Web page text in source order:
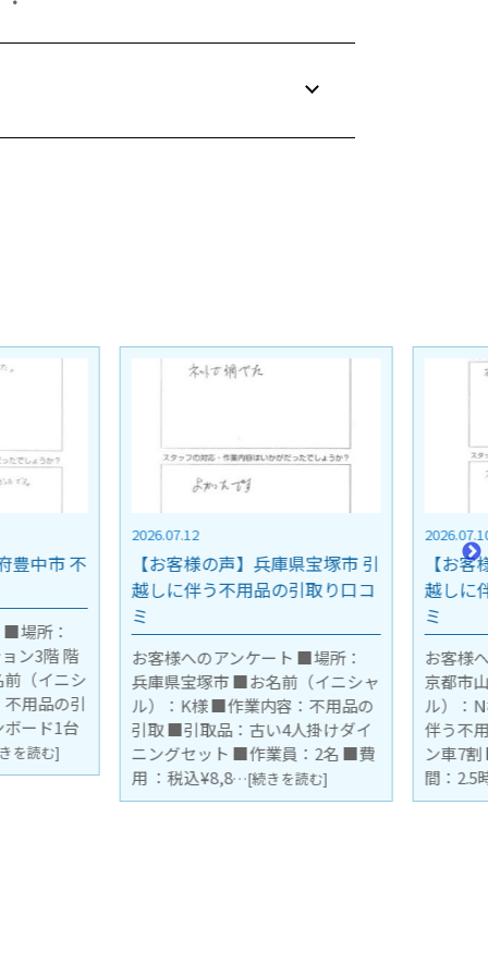
声】兵庫県宝塚市 引
不用品の引取り口コ
アンケート ■場所：
市 ■お名前（イニシャ
作業内容：不用品の
：古い4人掛けダイ
ト ■作業員：2名 ■費
…[続きを読む]
【お客様の声】京都市山科区 引
越しに伴う不用品の引取り口コ
お客様へのアンケート ■場所：
京都市山科区 ■お名前（イニシャ
ル）：N様 ■作業内容：引越しに
伴う不用品の引取り ■物量：2ト
ン車7割 ■作業員：2名 ■作業時
間：2.5時間 ■…[続きを読む]